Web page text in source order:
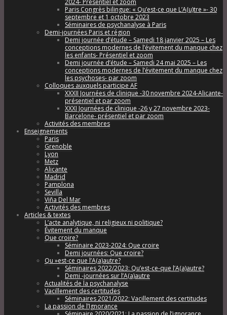
2024- Présentiel et zoom
Paris Congrès bilingue: « Qu’est-ce que L’A(u)tre »- 30
septembre et 1 octobre 2023
Séminaires de psychanalyse à Paris
Demi-journées Paris et région
Demi journée d’étude – Samedi 18 janvier 2025 – Les
conceptions modernes de l’évitement du manque chez
les enfants- Présentiel et zoom
Demi journée d’étude – Samedi 24 mai 2025 – Les
conceptions modernes de l’évitement du manque chez
les psychoses- par zoom
Colloques auxquels participe AF
XXXII Journées de clinique -30 novembre 2024-Alicante-
présentiel et par zoom
XXXI Journées de clinique -26 y 27 novembre 2023-
Barcelone- présentiel et par zoom
Activités des membres
Enseignements
Paris
Grenoble
Lyon
Metz
Alicante
Madrid
Pamplona
Sevilla
Viña Del Mar
Activités des membres
Articles & textes
L’acte analytique, ni religieux ni politique?
Évitement du manque
Que croire?
Séminaire 2023-2024: Que croire
Demi journées: Que croire?
Qu »est-ce que l’A(a)autre?
Séminaires 2022/2023: Qu’est-ce-que l’A(a)autre?
Demi -journées sur l’A(a)autre
Actualités de la psychanalyse
Vacillement des certitudes
Séminaires 2021/2022: Vacillement des certitudes
La passion de l’Ignorance